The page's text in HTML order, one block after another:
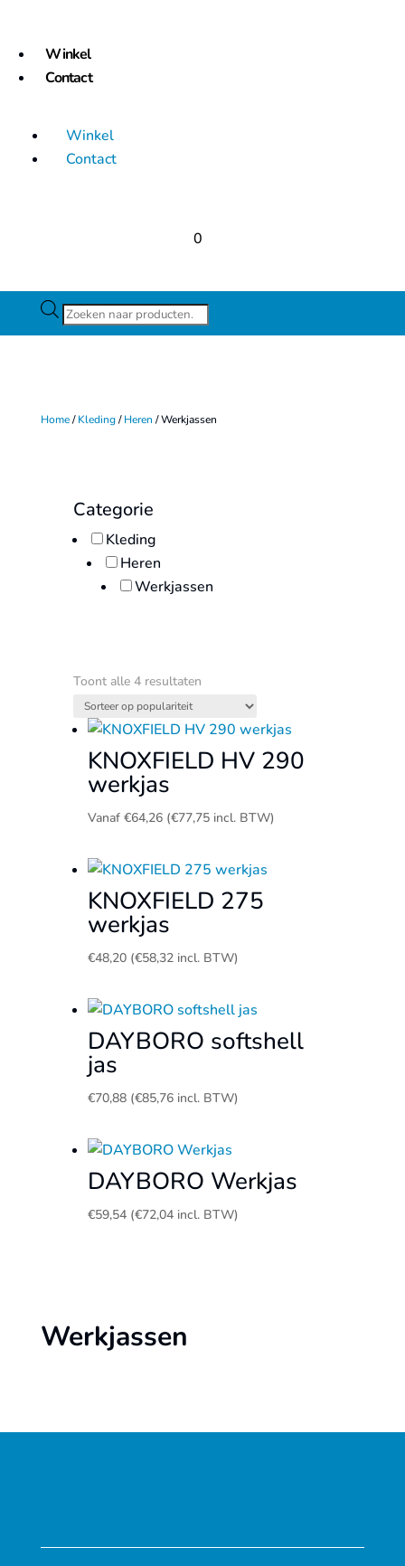
Winkel
Contact
Winkel
Contact
0
Producten
zoeken
Home/Kleding/Heren / Werkjassen
Categorie
Kleding
Heren
Werkjassen
Toont alle 4 resultatenGesorteerd
populariteit
KNOXFIELD HV 290
werkjas
Vanaf €64,26 (€77,75incl. BTW)
KNOXFIELD 275
werkjas
€48,20 (€58,32incl. BTW)
DAYBORO softshell
jas
€70,88 (€85,76incl. BTW)
DAYBORO Werkjas
€59,54 (€72,04incl. BTW)
Werkjassen